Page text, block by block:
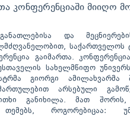
კონფერენციაში მიიღო
და
საქართველოს
გაიმართა.
სახელმწიფო
გიორგი ამილახვარმა
არსებული
განიხილა. მათ
თემებს, როგორებიცაა: